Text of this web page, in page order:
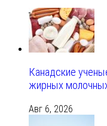
Канадские
жирных
Авг 6, 2026